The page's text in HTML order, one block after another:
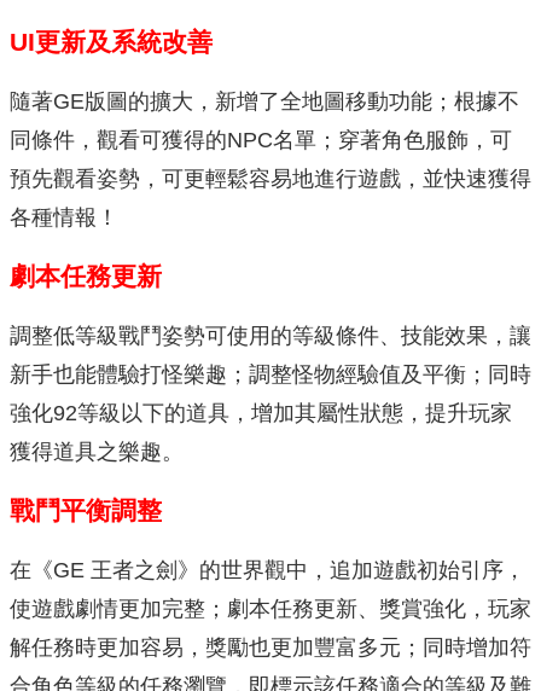
UI更新及系統改善
隨著GE版圖的擴大，新增了全地圖移動功能；根據不
同條件，觀看可獲得的NPC名單；穿著角色服飾，可
預先觀看姿勢，可更輕鬆容易地進行遊戲，並快速獲得
各種情報！
劇本任務更新
調整低等級戰鬥姿勢可使用的等級條件、技能效果，讓
新手也能體驗打怪樂趣；調整怪物經驗值及平衡；同時
強化92等級以下的道具，增加其屬性狀態，提升玩家
獲得道具之樂趣。
戰鬥平衡調整
在《GE 王者之劍》的世界觀中，追加遊戲初始引序，
使遊戲劇情更加完整；劇本任務更新、獎賞強化，玩家
解任務時更加容易，獎勵也更加豐富多元；同時增加符
合角色等級的任務瀏覽，即標示該任務適合的等級及難